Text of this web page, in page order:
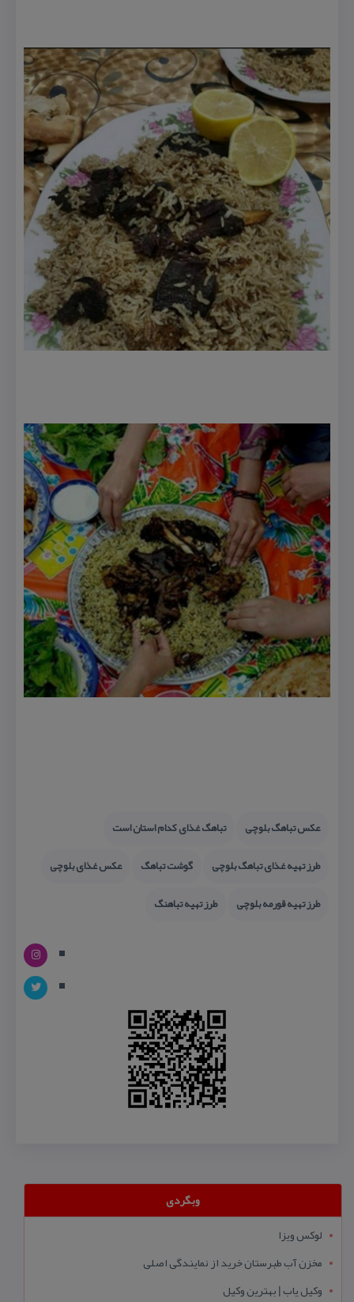
عكس تباهگ بلوچی
تباهگ غذای كدام استان است
طرز تهیه غذای تباهگ بلوچی
گوشت تباهگ
عكس غذای بلوچی
طرز تهیه قورمه بلوچی
طرز تهیه تباهنگ
وبگردی
لوکس ویزا
مخزن آب طبرستان خرید از نمایندگی اصلی
وکیل یاب | بهترین وکیل